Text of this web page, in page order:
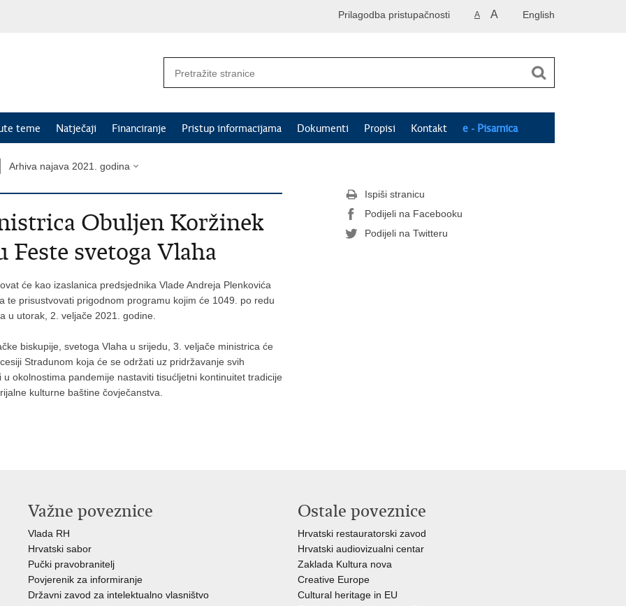
English
A A
Prilagodba pristupačnosti
teme Natječaji Financiranje Pristup informacijama Dokumenti Propisi Kontakt e - Pisarnica
Arhiva najava 2021. godina
Obuljen Koržinek
svetoga Vlaha
će kao izaslanica predsjednika Vlade Andreja Plenkovića
te prisustvovati prigodnom programu kojim će 1049. po redu
u utorak, 2. veljače 2021. godine.
biskupije, svetoga Vlaha u srijedu, 3. veljače ministrica će
Stradunom koja će se održati uz pridržavanje svih
okolnostima pandemije nastaviti tisućljetni kontinuitet tradicije
kulturne baštine čovječanstva.
Ispiši stranicu
Podijeli na Facebooku
Podijeli na Twitteru
Važne poveznice
Vlada RH
Hrvatski sabor
Pučki pravobranitelj
Povjerenik za informiranje
Državni zavod za intelektualno vlasništvo
Ostale poveznice
Hrvatski restauratorski zavod
Hrvatski audiovizualni centar
Zaklada Kultura nova
Creative Europe
Cultural heritage in EU